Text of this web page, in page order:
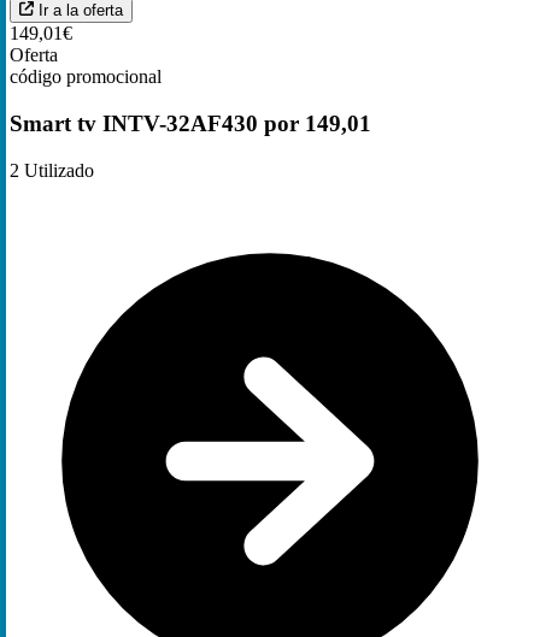
Ir a la oferta
149,01€
Oferta
código promocional
Smart tv INTV-32AF430 por 149,01
2 Utilizado